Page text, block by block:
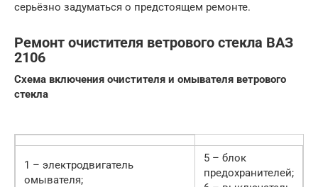
серьёзно задуматься о предстоящем ремонте.
Ремонт очистителя ветрового стекла ВАЗ
2106
Схема включения очистителя и омывателя ветрового
стекла
1 – электродвигатель
омывателя;
5 – блок
предохранителей;